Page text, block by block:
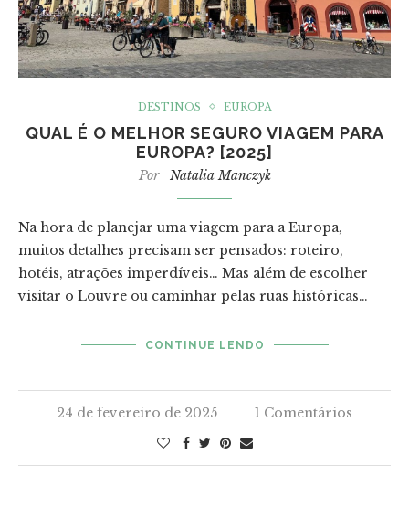
DESTINOS EUROPA
QUAL É O MELHOR SEGURO VIAGEM PARA
EUROPA? [2025]
Por Natalia Manczyk
Na hora de planejar uma viagem para a Europa,
muitos detalhes precisam ser pensados: roteiro,
hotéis, atrações imperdíveis… Mas além de escolher
visitar o Louvre ou caminhar pelas ruas históricas…
CONTINUE LENDO
24 de fevereiro de 2025 1 Comentários